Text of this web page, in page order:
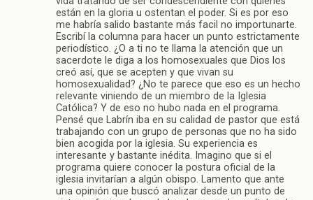
están en la gloria u ostentan el poder. Si es por eso
me habría salido bastante más facil no importunarte.
Escribí la columna para hacer un punto estrictamente
periodístico. ¿O a ti no te llama la atención que un
sacerdote le diga a los homosexuales que Dios los
creó así, que se acepten y que vivan su
homosexualidad? ¿No te parece que eso es un hecho
relevante viniendo de un miembro de la Iglesia
Católica? Y de eso no hubo nada en el programa.
Pensé que Labrín iba en su calidad de pastor que está
trabajando con un grupo de personas que no ha sido
bien acogida por la iglesia. Su experiencia es
interesante y bastante inédita. Imagino que si el
programa quiere conocer la postura oficial de la
iglesia invitarían a algún obispo. Lamento que ante
una opinión que buscó analizar desde un punto de